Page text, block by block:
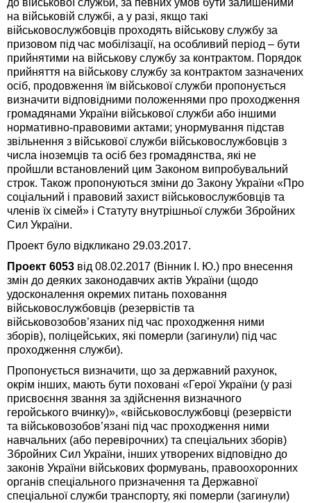
до військової служби, за певних умов бути залишеними
на військовій службі, а у разі, якщо такі
військовослужбовців проходять військову службу за
призовом під час мобілізації, на особливий період – бути
прийнятими на військову службу за контрактом. Порядок
прийняття на військову службу за контрактом зазначених
осіб, продовження їм військової служби пропонується
визначити відповідними положеннями про проходження
громадянами України військової служби або іншими
нормативно-правовими актами; унормування підстав
звільнення з військової служби військовослужбовців з
числа іноземців та осіб без громадянства, які не
пройшли встановлений цим Законом випробувальний
строк. Також пропонуються зміни до Закону України «Про
соціальний і правовий захист військовослужбовців та
членів їх сімей» і Статуту внутрішньої служби Збройних
Сил України.
Проект було відкликано 29.03.2017.
Проект 6053 від 08.02.2017 (Вінник І. Ю.) про внесення
змін до деяких законодавчих актів України (щодо
удосконалення окремих питань поховання
військовослужбовців (резервістів та
військовозобов’язаних під час проходження ними
зборів), поліцейських, які померли (загинули) під час
проходження служби).
Пропонується визначити, що за державний рахунок,
окрім інших, мають бути поховані «Герої України (у разі
присвоєння звання за здійснення визначного
геройського вчинку)», «військовослужбовці (резервісти
та військовозобов’язані під час проходження ними
навчальних (або перевірочних) та спеціальних зборів)
Збройних Сил України, інших утворених відповідно до
законів України військових формувань, правоохоронних
органів спеціального призначення та Державної
спеціальної служби транспорту, які померли (загинули)